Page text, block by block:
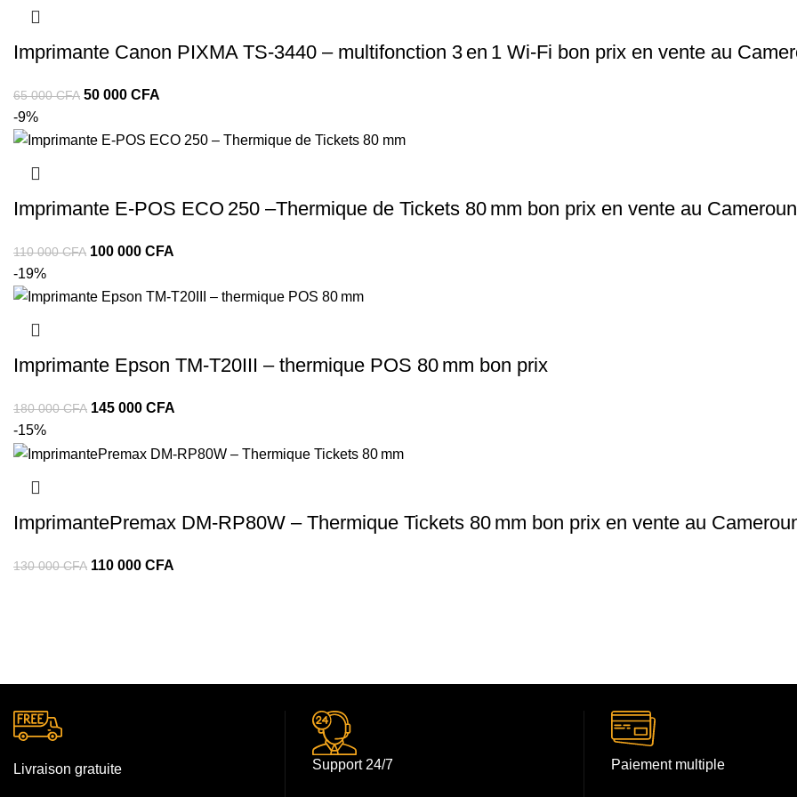
Imprimante Canon PIXMA TS‑3440 – multifonction 3 en 1 Wi‑Fi bon prix en vente au
65 000CFA 50 000 CFA
-9%
Imprimante E-POS ECO 250 –Thermique de Tickets 80 mm bon prix en vente au Cameroun
110 000CFA 100 000 CFA
-19%
Imprimante Epson TM-T20III – thermique POS 80 mm bon prix
180 000CFA 145 000 CFA
-15%
ImprimantePremax DM‑RP80W – Thermique Tickets 80 mm bon prix en vente au
130 000CFA 110 000 CFA
Livraison gratuite Support 24/7 Paiement multiple